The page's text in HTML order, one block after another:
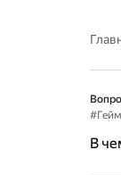
В